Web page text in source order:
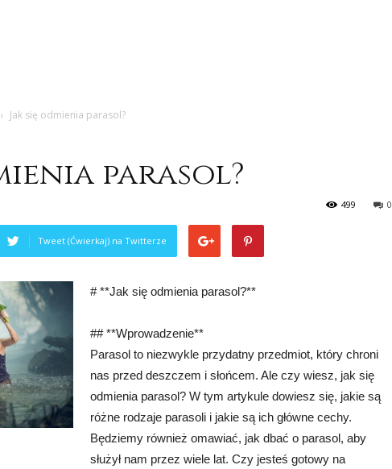
Jak się odmienia parasol?
parasol?
0
499
Tweet (Ćwierkaj) na Twitterze
# **Jak się odmienia parasol?**
## **Wprowadzenie**
Parasol to niezwykle przydatny przedmiot, który chroni
nas przed deszczem i słońcem. Ale czy wiesz, jak się
odmienia parasol? W tym artykule dowiesz się, jakie są
różne rodzaje parasoli i jakie są ich główne cechy.
Będziemy również omawiać, jak dbać o parasol, aby
służył nam przez wiele lat. Czy jesteś gotowy na